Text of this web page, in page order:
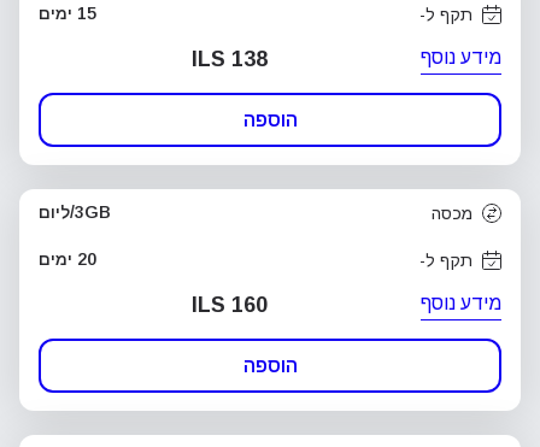
תקף ל- 15 ימים
מידע נוסף ILS 138
הוספה
מכסה 3GB/ליום
תקף ל- 20 ימים
מידע נוסף ILS 160
הוספה